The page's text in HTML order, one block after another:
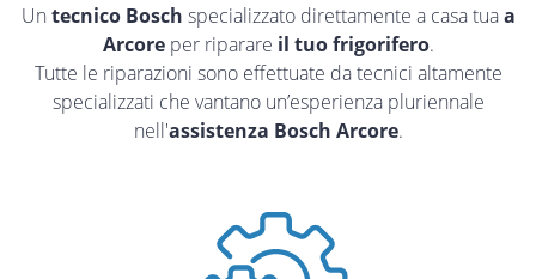
Un tecnico Bosch specializzato direttamente a casa tuaa
Arcoreper riparare il tuo frigorifero.
Tutte le riparazioni sono effettuate da tecnici altamente
specializzati che vantano un’esperienza pluriennale
nell'assistenza Bosch Arcore.